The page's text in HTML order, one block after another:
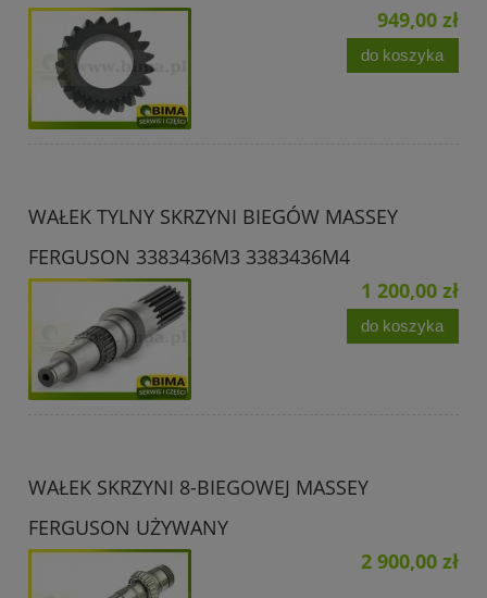
949,00 zł
do koszyka
WAŁEK TYLNY SKRZYNI BIEGÓW MASSEY
FERGUSON 3383436M3 3383436M4
1 200,00 zł
do koszyka
WAŁEK SKRZYNI 8-BIEGOWEJ MASSEY
FERGUSON UŻYWANY
2 900,00 zł